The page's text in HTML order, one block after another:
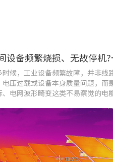
时候，工业设备频繁故障，并非线
电压过载或设备本身质量问题，而
、电网波形畸变这类不易察觉的电